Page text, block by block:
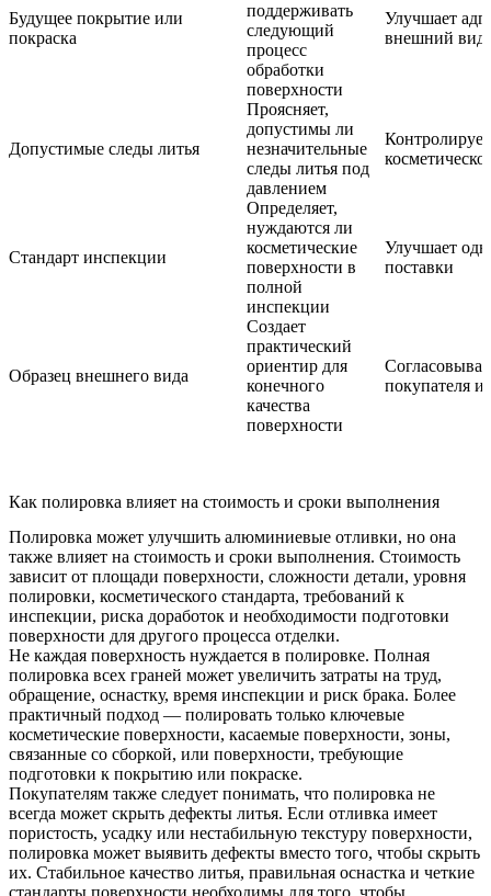
Будущее покрытие или
покраска
поддерживать
следующий
процесс
обработки
поверхности
Улучшает
внешний вид
Допустимые следы литья
Проясняет,
допустимы ли
незначительные
следы литья под
давлением
Стандарт инспекции
Определяет,
нуждаются ли
косметические
поверхности в
полной
инспекции
Улучшает
поставки
Образец внешнего вида
Создает
практический
ориентир для
конечного
качества
поверхности
покупателя
Как полировка влияет на стоимость и сроки выполнения
Полировка может улучшить алюминиевые отливки, но она
также влияет на стоимость и сроки выполнения. Стоимость
зависит от площади поверхности, сложности детали, уровня
полировки, косметического стандарта, требований к
инспекции, риска доработок и необходимости подготовки
поверхности для другого процесса отделки.
Не каждая поверхность нуждается в полировке. Полная
полировка всех граней может увеличить затраты на труд,
обращение, оснастку, время инспекции и риск брака. Более
практичный подход — полировать только ключевые
косметические поверхности, касаемые поверхности, зоны,
связанные со сборкой, или поверхности, требующие
подготовки к покрытию или покраске.
Покупателям также следует понимать, что полировка не
всегда может скрыть дефекты литья. Если отливка имеет
пористость, усадку или нестабильную текстуру поверхности,
полировка может выявить дефекты вместо того, чтобы скрыть
их. Стабильное качество литья, правильная оснастка и четкие